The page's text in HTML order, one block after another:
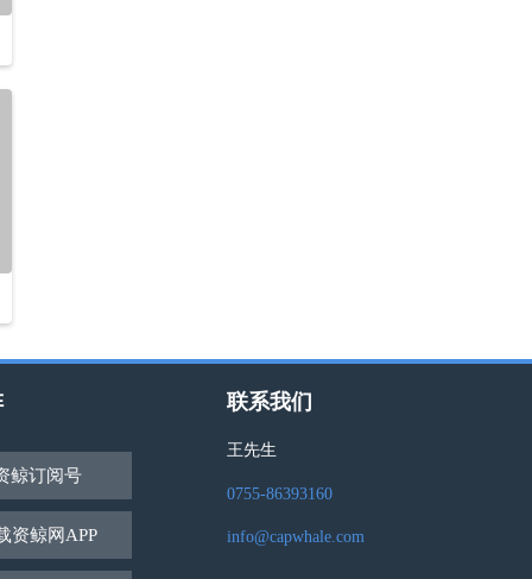
鲸订阅号
资鲸网APP
联系我们
王先生
0755-86393160
info@capwhale.com